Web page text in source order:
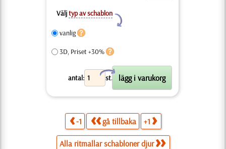
Väljtyp av schablon
Y
vanlig
3D, Priset +30%
antal: st.
X
-1 gå tillbaka +1
Alla ritmallar schabloner djur